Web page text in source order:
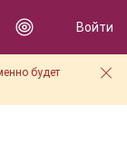
Войти
будет